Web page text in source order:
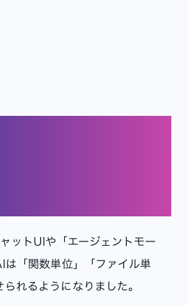
トUIや「エージェントモー
は「関数単位」「ファイル単
れるようになりました。